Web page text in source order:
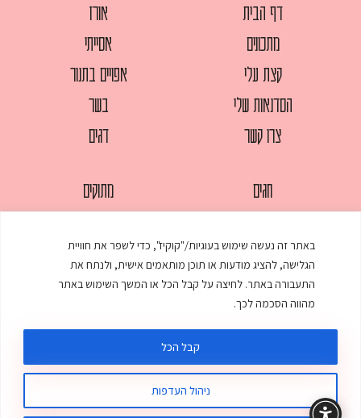
באתר זה נעשה שימוש בעוגיות/"קוקיז", כדי לשפר את חוויית
הגלישה, להציג מודעות או תוכן מותאמים אישית, ולנתח את
התעבורה באתר. לחיצה על קבל הכל או המשך השימוש באתר
מהווה הסכמה לכך.
ניהול העדפות
קבל הכל
דף הבית
מתכונים
קצת עלי
הסדנאות שלי
צרו קשר
אורז
אסייתי
אפויים בתנור
בשר
דגים
חגים
מאפים
ממולאים
מרקים
מתוקים
עוגות
עוף
© כל הזכויות שמורות לענת אלישע | עיצוב ובניית אתר